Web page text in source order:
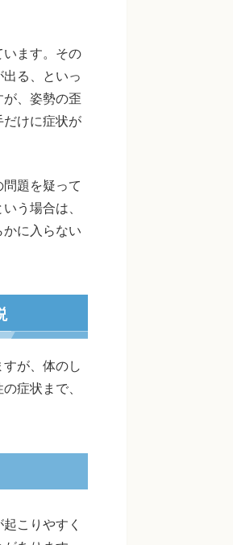
ます。その
る、といっ
、姿勢の歪
けに症状が
題を疑って
う場合は、
に入らない
が、体のし
症状まで、
こりやすく